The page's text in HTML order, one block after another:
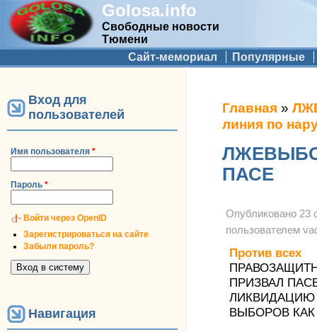
Golosa.info
Свободные новости
Тюмени
Дополнительное меню
Сайт-мемориал Популярные
Вход для
пользователей
Имя пользователя *
Пароль *
Войти через OpenID
Зарегистрироваться на сайте
Забыли пароль?
Навигация
Вы здесь
Главная »
линия по
ПАСЕ
Опубликовано 23
пользователем
Против всех
ПРИЗВАЛ
ЛИКВИДАЦИЮ
ВЫБОРОВ КАК